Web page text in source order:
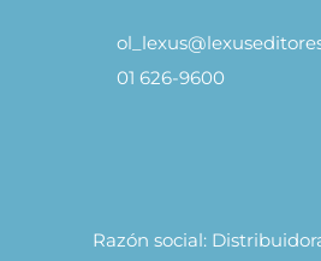
01 626-9600
Razón social: